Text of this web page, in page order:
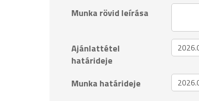
Munka rövid leírása
Ajánlattétel
határideje
Munka határideje